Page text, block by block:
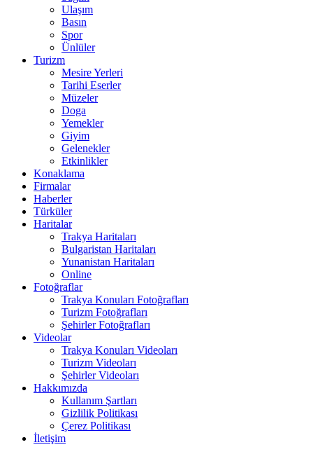
Ulaşım
Basın
Spor
Ünlüler
Turizm
Mesire Yerleri
Tarihi Eserler
Müzeler
Doga
Yemekler
Giyim
Gelenekler
Etkinlikler
Konaklama
Firmalar
Haberler
Türküler
Haritalar
Trakya Haritaları
Bulgaristan Haritaları
Yunanistan Haritaları
Online
Fotoğraflar
Trakya Konuları Fotoğrafları
Turizm Fotoğrafları
Şehirler Fotoğrafları
Videolar
Trakya Konuları Videoları
Turizm Videoları
Şehirler Videoları
Hakkımızda
Kullanım Şartları
Gizlilik Politikası
Çerez Politikası
İletişim